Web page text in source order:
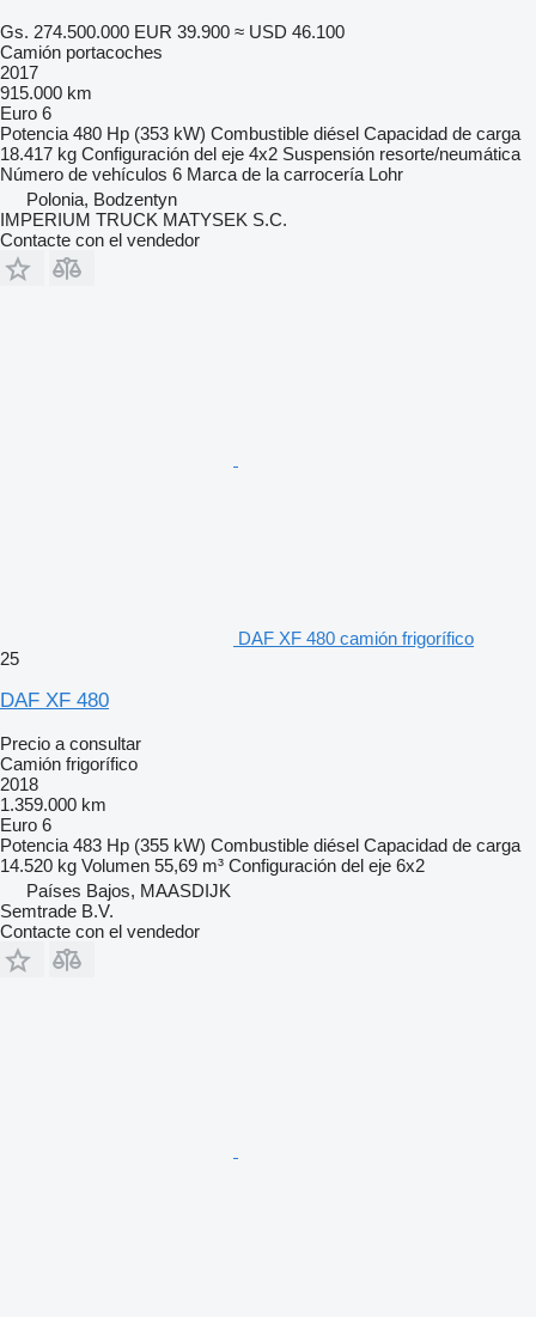
Gs. 274.500.000 EUR 39.900 ≈ USD 46.100
Camión portacoches
2017
915.000 km
Euro 6
Potencia 480 Hp (353 kW) Combustible diésel Capacidad de carga
18.417 kg Configuración del eje 4x2 Suspensión resorte/neumática
Número de vehículos 6 Marca de la carrocería Lohr
Polonia, Bodzentyn
IMPERIUM TRUCK MATYSEK S.C.
Contacte con el vendedor
DAF XF 480 camión frigorífico
25
DAF XF 480
Precio a consultar
Camión frigorífico
2018
1.359.000 km
Euro 6
Potencia 483 Hp (355 kW) Combustible diésel Capacidad de carga
14.520 kg Volumen 55,69 m³ Configuración del eje 6x2
Países Bajos, MAASDIJK
Semtrade B.V.
Contacte con el vendedor